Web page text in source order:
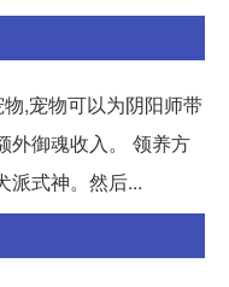
,宠物可以为阴阳师带
外御魂收入。 领养方
派式神。然后...